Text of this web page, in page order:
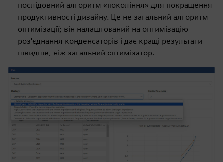
послідовний алгоритм «покоління» для покращення
продуктивності дизайну. Це не загальний алгоритм
оптимізації; він налаштований на оптимізацію
роз'єднання конденсаторів і дає кращі результати
швидше, ніж загальний оптимізатор.